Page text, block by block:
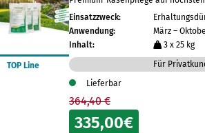
TOP Line
Einsatzzweck:
Anwendung:
März –
Inhalt:
3 x 25 kg
Für
Lieferbar
364,40 €
335,00€